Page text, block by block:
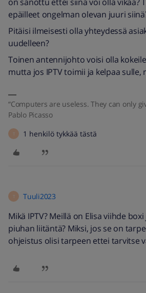
epäilleet ongelman olevan juuri
Pitäisi ilmeisesti olla yhteydessä
uudelleen?
Toinen antennijohto voisi olla
mutta jos IPTV toimii ja kelpaa sulle,
“Computers are useless. They can only
Pablo Picasso
T 1 henkilö tykkää tästä
T Tuuli2023
Mikä IPTV? Meillä on Elisa viihde
piuhan liitäntä? Miksi, jos se on
ohjeistus olisi tarpeen ettei tarvitse